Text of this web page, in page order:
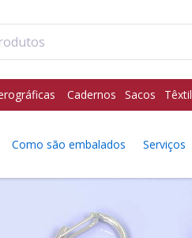
Cadernos Sacos Têxtil
Como são embalados Serviços